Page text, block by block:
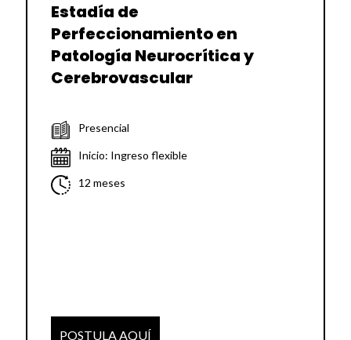
Estadía de
Perfeccionamiento en
Patología Neurocrítica y
Cerebrovascular
Presencial
Inicio: Ingreso flexible
12 meses
POSTULA AQUÍ